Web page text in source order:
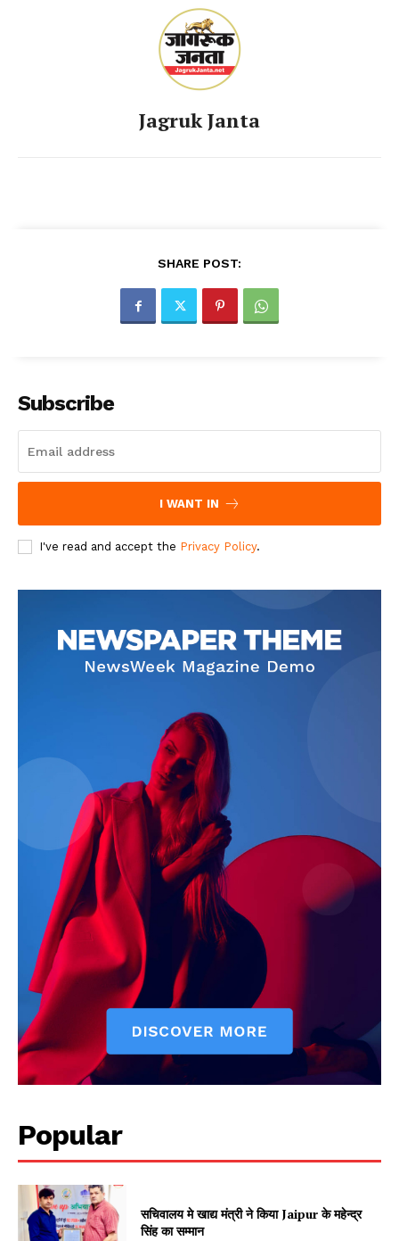
Vishwasniya Hindi Akhbaar
Jagruk Janta
SHARE POST:
Subscribe
I WANT IN
I've read and accept the Privacy Policy.
Popular
सचिवालय मे खाद्य मंत्री ने किया Jaipur के महेन्द्र
सिंह का सम्मान